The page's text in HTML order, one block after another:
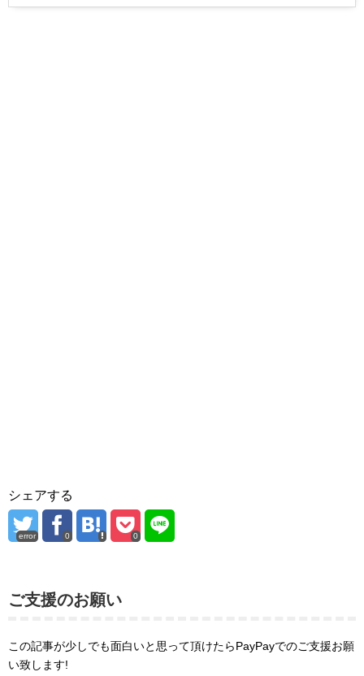
シェアする
error 0 0
ご支援のお願い
この記事が少しでも面白いと思って頂けたらPayPayでのご支援お願
い致します!